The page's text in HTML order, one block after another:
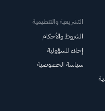
الأسبوع المقبل
التشريعية والتنظيمية
الشروط والأحكام
إخلاء المسؤولية
سياسة الخصوصية